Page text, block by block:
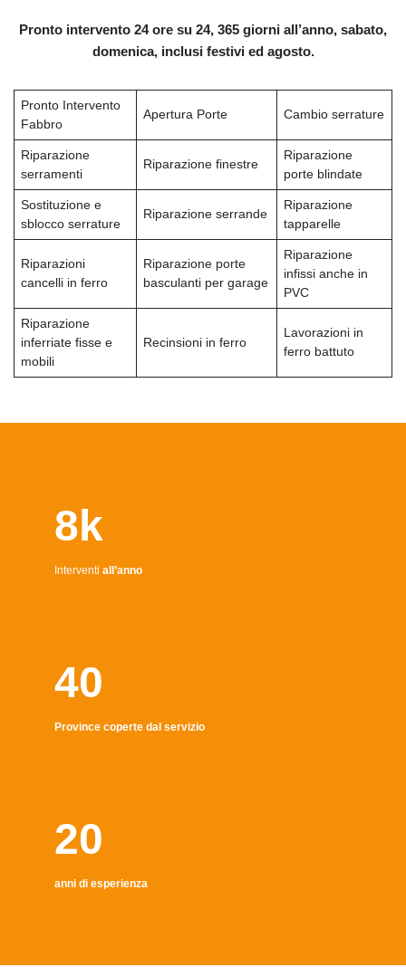
Pronto intervento 24 ore su 24, 365 giorni all’anno, sabato,
domenica, inclusi festivi ed agosto.
Pronto Intervento
Fabbro
Apertura Porte Cambio serrature
Riparazione
serramenti
Riparazione finestre
Riparazione
porte blindate
Sostituzione e
sblocco serrature
Riparazione serrande
Riparazione
tapparelle
Riparazioni
cancelli in ferro
Riparazione porte
basculanti per garage
Riparazione
infissi anche in
PVC
Riparazione
inferriate fisse e
mobili
Recinsioni in ferro
Lavorazioni in
ferro battuto
8k
Interventi all’anno
40
Province coperte dal servizio
20
anni di esperienza